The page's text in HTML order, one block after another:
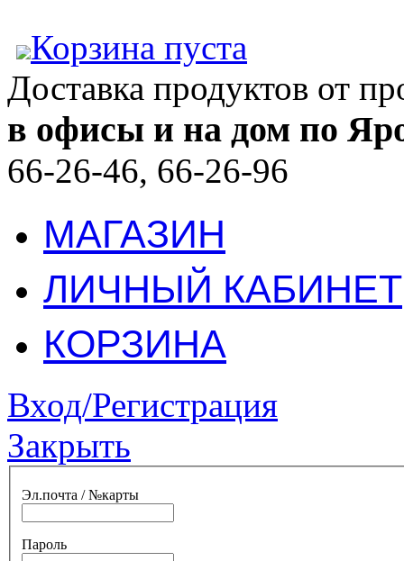
Корзина пуста
Доставка продуктов от
в офисы и на дом по
66-26-46, 66-26-96
МАГАЗИН
ЛИЧНЫЙ КАБИНЕТ
КОРЗИНА
Вход/Регистрация
Закрыть
Эл.почта / №карты
Пароль